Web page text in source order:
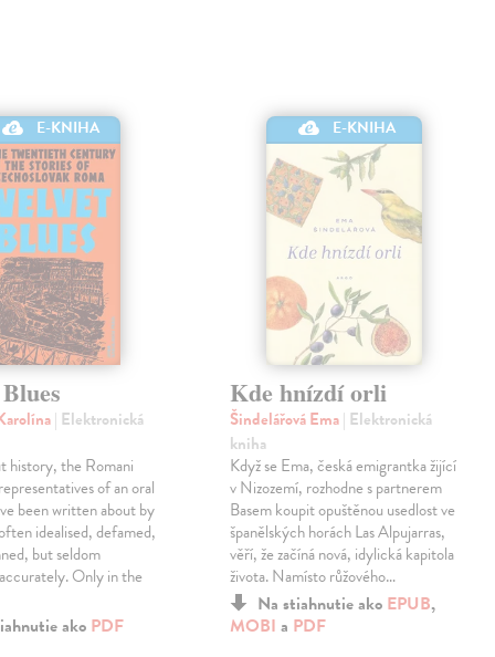
E-KNIHA
| Elektronická
history, the Romani
of an oral
been written about by
idealised, defamed,
but seldom
Only in the
ako PDF
E-KNIHA
Kde hnízdí orli
Šindelářová Ema| Elektronická
kniha
Když se Ema, česká emigrantka žijící
v Nizozemí, rozhodne s partnerem
Basem koupit opuštěnou usedlost ve
španělských horách Las Alpujarras,
věří, že začíná nová, idylická kapitola
života. Namísto růžového…
Na stiahnutie ako EPUB,
MOBI a PDF